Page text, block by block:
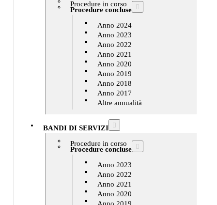
Procedure in corso
Procedure concluse
Anno 2024
Anno 2023
Anno 2022
Anno 2021
Anno 2020
Anno 2019
Anno 2018
Anno 2017
Altre annualità
BANDI DI SERVIZI
Procedure in corso
Procedure concluse
Anno 2023
Anno 2022
Anno 2021
Anno 2020